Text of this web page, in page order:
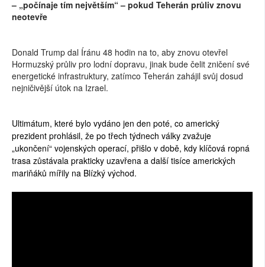
– „počínaje tím největším“ – pokud Teherán průliv znovu
neotevře
Donald Trump dal Íránu 48 hodin na to, aby znovu otevřel
Hormuzský průliv pro lodní dopravu, jinak bude čelit zničení své
energetické infrastruktury, zatímco Teherán zahájil svůj dosud
nejničivější útok na Izrael.
Ultimátum, které bylo vydáno jen den poté, co americký
prezident prohlásil, že po třech týdnech války zvažuje
„ukončení“ vojenských operací, přišlo v době, kdy klíčová ropná
trasa zůstávala prakticky uzavřena a další tisíce amerických
mariňáků mířily na Blízký východ.